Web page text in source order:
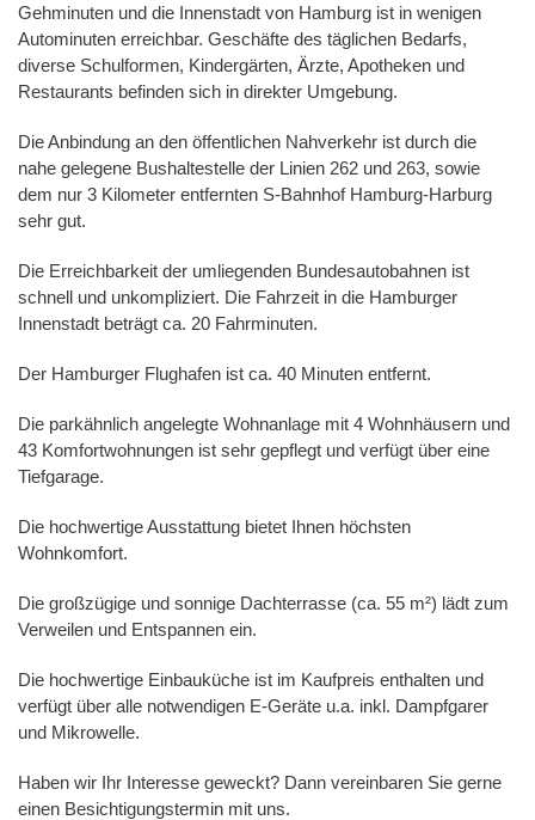
Gehminuten und die Innenstadt von Hamburg ist in wenigen
Autominuten erreichbar. Geschäfte des täglichen Bedarfs,
diverse Schulformen, Kindergärten, Ärzte, Apotheken und
Restaurants befinden sich in direkter Umgebung.
Die Anbindung an den öffentlichen Nahverkehr ist durch die
nahe gelegene Bushaltestelle der Linien 262 und 263, sowie
dem nur 3 Kilometer entfernten S-Bahnhof Hamburg-Harburg
sehr gut.
Die Erreichbarkeit der umliegenden Bundesautobahnen ist
schnell und unkompliziert. Die Fahrzeit in die Hamburger
Innenstadt beträgt ca. 20 Fahrminuten.
Der Hamburger Flughafen ist ca. 40 Minuten entfernt.
Die parkähnlich angelegte Wohnanlage mit 4 Wohnhäusern und
43 Komfortwohnungen ist sehr gepflegt und verfügt über eine
Tiefgarage.
Die hochwertige Ausstattung bietet Ihnen höchsten
Wohnkomfort.
Die großzügige und sonnige Dachterrasse (ca. 55 m²) lädt zum
Verweilen und Entspannen ein.
Die hochwertige Einbauküche ist im Kaufpreis enthalten und
verfügt über alle notwendigen E-Geräte u.a. inkl. Dampfgarer
und Mikrowelle.
Haben wir Ihr Interesse geweckt? Dann vereinbaren Sie gerne
einen Besichtigungstermin mit uns.